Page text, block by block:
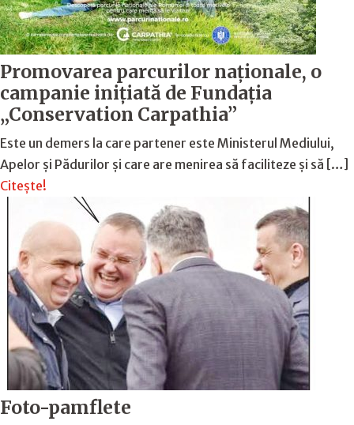
Promovarea parcurilor naționale, o
campanie inițiată de Fundația
„Conservation Carpathia”
Este un demers la care partener este Ministerul Mediului,
Apelor și Pădurilor și care are menirea să faciliteze și să […]
Citește!
Foto-pamflete